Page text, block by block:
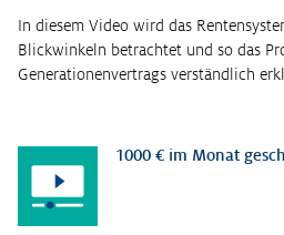
In diesem Video wird das
Blickwinkeln betrachtet und so das
Generationenvertrags verständlich
1000 € im Monat